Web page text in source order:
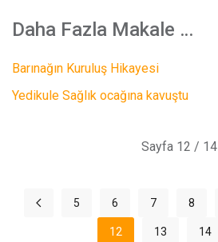
Daha Fazla Makale …
Barınağın Kuruluş Hikayesi
Yedikule Sağlık ocağına kavuştu
Sayfa 12 / 14
5 6 7 8
12 13 14